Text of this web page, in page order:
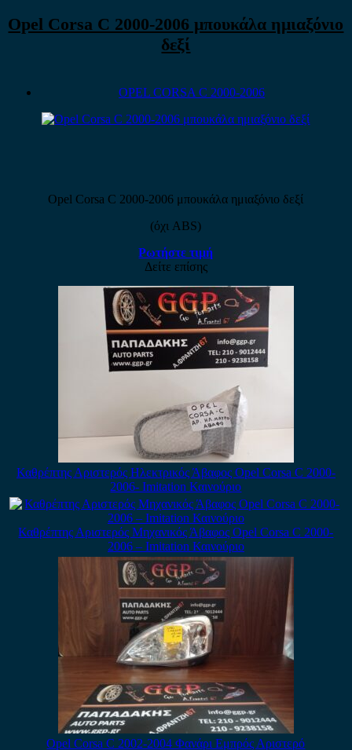
Opel Corsa C 2000-2006 μπουκάλα ημιαξόνιο
δεξί
OPEL CORSA C 2000-2006
Opel Corsa C 2000-2006 μπουκάλα ημιαξόνιο δεξί
(όχι ABS)
Ρωτήστε τιμή
Δείτε επίσης
Καθρέπτης Αριστερός Ηλεκτρικός Άβαφος Opel Corsa C 2000-
2006- Imitation Καινούριο
Καθρέπτης Αριστερός Μηχανικός Άβαφος Opel Corsa C 2000-
2006 – Imitation Καινούριο
Opel Corsa C 2002-2004 Φανάρι Εμπρός Αριστερό